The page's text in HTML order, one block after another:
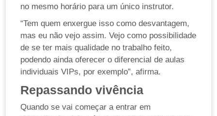
no mesmo horário para um único instrutor.
“Tem quem enxergue isso como desvantagem,
mas eu não vejo assim. Vejo como possibilidade
de se ter mais qualidade no trabalho feito,
podendo ainda oferecer o diferencial de aulas
individuais VIPs, por exemplo”, afirma.
Repassando vivência
Quando se vai começar a entrar em